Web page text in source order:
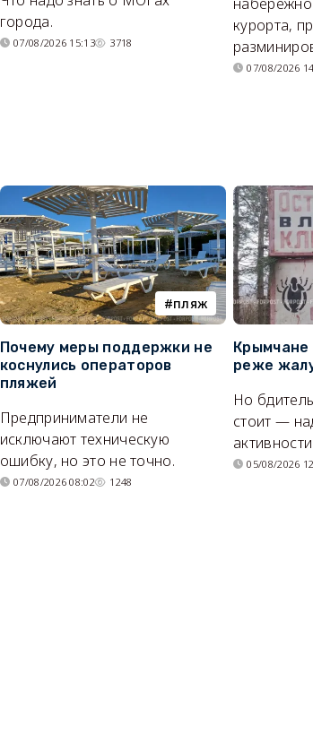
города.
07/08/2026 15:13 3718
курорта,
07/08/2026
пляж
Почему меры поддержки не
коснулись операторов
пляжей
Предприниматели не
исключают техническую
ошибку, но это не точно.
07/08/2026 08:02 1248
Крымчане
реже
Но
стоит —
05/08/2026